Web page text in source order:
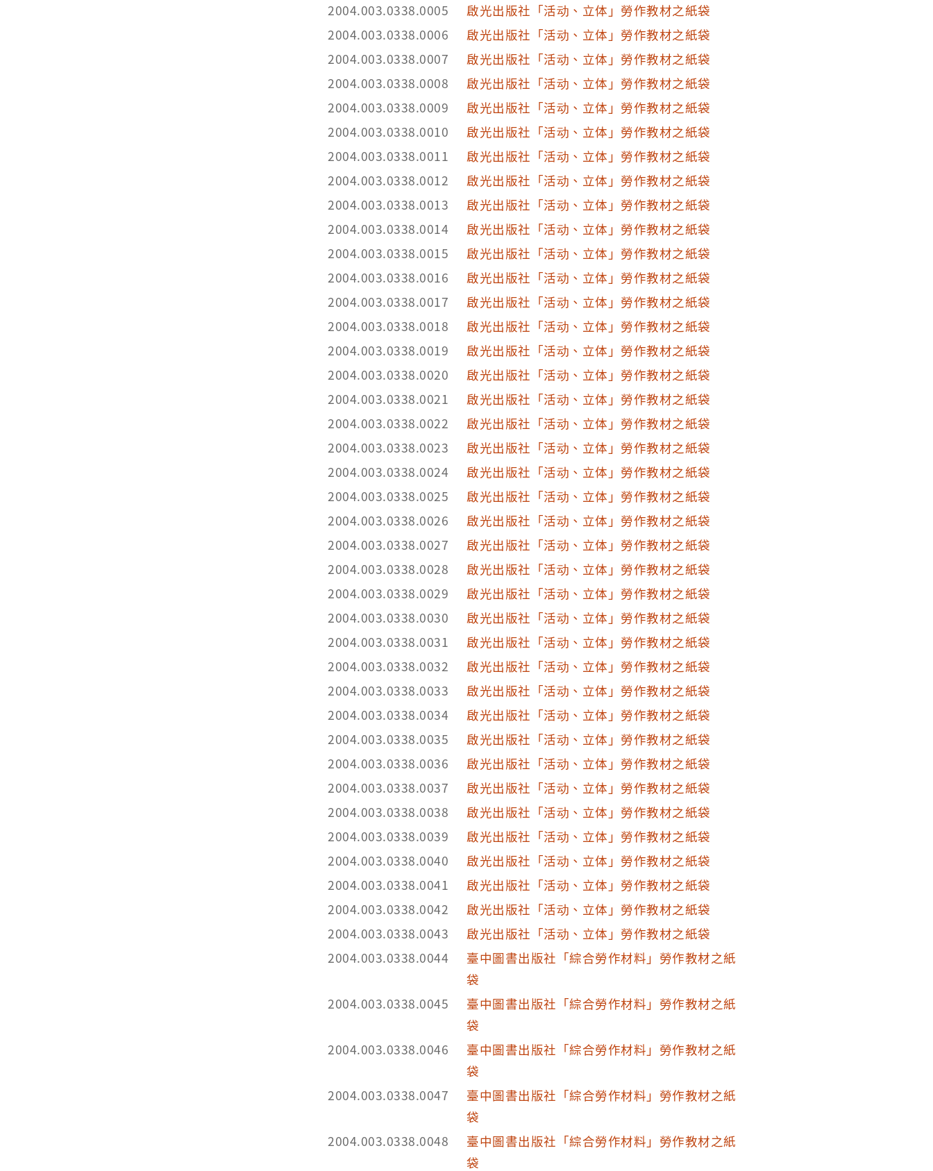
2004.003.0338.0005
啟光出版社「活动、立体」勞作教材之紙袋
2004.003.0338.0006
啟光出版社「活动、立体」勞作教材之紙袋
2004.003.0338.0007
啟光出版社「活动、立体」勞作教材之紙袋
2004.003.0338.0008
啟光出版社「活动、立体」勞作教材之紙袋
2004.003.0338.0009
啟光出版社「活动、立体」勞作教材之紙袋
2004.003.0338.0010
啟光出版社「活动、立体」勞作教材之紙袋
2004.003.0338.0011
啟光出版社「活动、立体」勞作教材之紙袋
2004.003.0338.0012
啟光出版社「活动、立体」勞作教材之紙袋
2004.003.0338.0013
啟光出版社「活动、立体」勞作教材之紙袋
2004.003.0338.0014
啟光出版社「活动、立体」勞作教材之紙袋
2004.003.0338.0015
啟光出版社「活动、立体」勞作教材之紙袋
2004.003.0338.0016
啟光出版社「活动、立体」勞作教材之紙袋
2004.003.0338.0017
啟光出版社「活动、立体」勞作教材之紙袋
2004.003.0338.0018
啟光出版社「活动、立体」勞作教材之紙袋
2004.003.0338.0019
啟光出版社「活动、立体」勞作教材之紙袋
2004.003.0338.0020
啟光出版社「活动、立体」勞作教材之紙袋
2004.003.0338.0021
啟光出版社「活动、立体」勞作教材之紙袋
2004.003.0338.0022
啟光出版社「活动、立体」勞作教材之紙袋
2004.003.0338.0023
啟光出版社「活动、立体」勞作教材之紙袋
2004.003.0338.0024
啟光出版社「活动、立体」勞作教材之紙袋
2004.003.0338.0025
啟光出版社「活动、立体」勞作教材之紙袋
2004.003.0338.0026
啟光出版社「活动、立体」勞作教材之紙袋
2004.003.0338.0027
啟光出版社「活动、立体」勞作教材之紙袋
2004.003.0338.0028
啟光出版社「活动、立体」勞作教材之紙袋
2004.003.0338.0029
啟光出版社「活动、立体」勞作教材之紙袋
2004.003.0338.0030
啟光出版社「活动、立体」勞作教材之紙袋
2004.003.0338.0031
啟光出版社「活动、立体」勞作教材之紙袋
2004.003.0338.0032
啟光出版社「活动、立体」勞作教材之紙袋
2004.003.0338.0033
啟光出版社「活动、立体」勞作教材之紙袋
2004.003.0338.0034
啟光出版社「活动、立体」勞作教材之紙袋
2004.003.0338.0035
啟光出版社「活动、立体」勞作教材之紙袋
2004.003.0338.0036
啟光出版社「活动、立体」勞作教材之紙袋
2004.003.0338.0037
啟光出版社「活动、立体」勞作教材之紙袋
2004.003.0338.0038
啟光出版社「活动、立体」勞作教材之紙袋
2004.003.0338.0039
啟光出版社「活动、立体」勞作教材之紙袋
2004.003.0338.0040
啟光出版社「活动、立体」勞作教材之紙袋
2004.003.0338.0041
啟光出版社「活动、立体」勞作教材之紙袋
2004.003.0338.0042
啟光出版社「活动、立体」勞作教材之紙袋
2004.003.0338.0043
啟光出版社「活动、立体」勞作教材之紙袋
2004.003.0338.0044
臺中圖書出版社「綜合勞作材料」勞作教材之紙
袋
2004.003.0338.0045
臺中圖書出版社「綜合勞作材料」勞作教材之紙
袋
2004.003.0338.0046
臺中圖書出版社「綜合勞作材料」勞作教材之紙
袋
2004.003.0338.0047
臺中圖書出版社「綜合勞作材料」勞作教材之紙
袋
2004.003.0338.0048
臺中圖書出版社「綜合勞作材料」勞作教材之紙
袋